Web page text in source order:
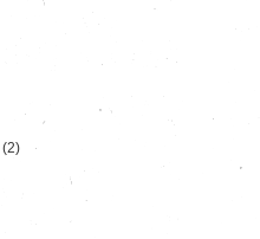
(2)